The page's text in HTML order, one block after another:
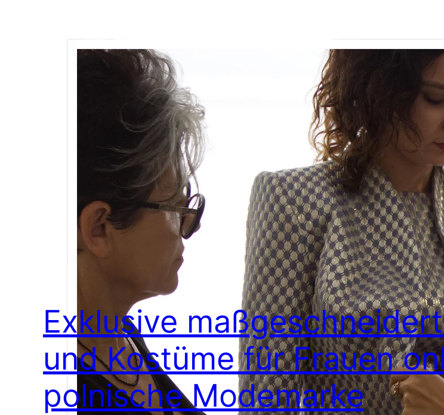
Exklusive
und Kostüme für Frauen
polnische Modemarke